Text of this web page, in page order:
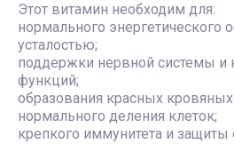
Этот витамин необходим для:
нормального энергетического
усталостью;
поддержки нервной системы и
функций;
образования красных
нормального деления клеток;
крепкого иммунитета и защиты